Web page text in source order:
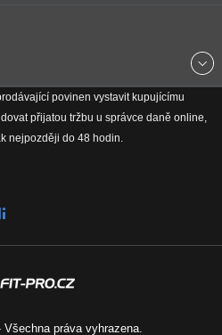
akčním zboží a upozornění
povinen vystavit kupujícímu
přijatou tržbu u správce daně online,
nejpozději do 48 hodin.
práva vyhrazena.